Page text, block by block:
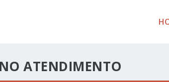
ATENDIMENTO